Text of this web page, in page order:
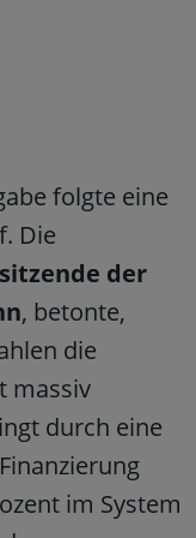
folgte eine
Die
der
, betonte,
die
massiv
durch eine
im System